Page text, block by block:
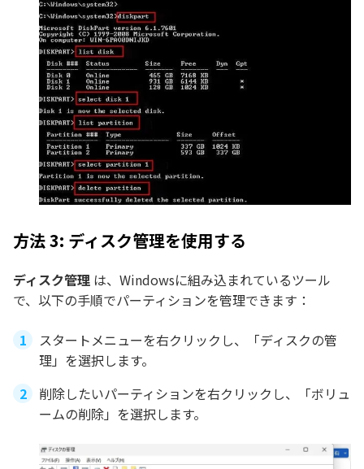
方法 3: ディスク管理を使用する
ディスク管理 は、Windowsに組み込まれているツール
で、以下の手順でパーティションを管理できます：
スタートメニューを右クリックし、「ディスクの管
理」を選択します。
削除したいパーティションを右クリックし、「ボリュ
ームの削除」を選択します。